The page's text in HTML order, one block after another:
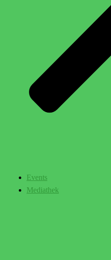
Events
Mediathek